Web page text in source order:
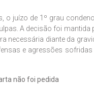
o juízo de 1º grau
A decisão foi mantida
necessária diante da
e agressões
não foi pedida